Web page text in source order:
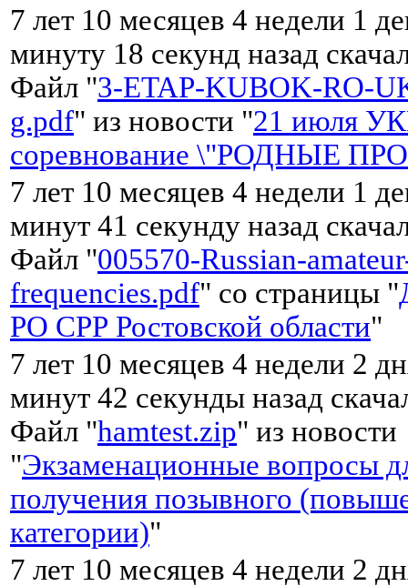
7 лет 10 месяцев 4 недели 1
минуту 18 секунд назад
Файл "3-ETAP-KUBOK-RO-
g.pdf" из новости "21 июля
соревнование \"РОДНЫЕ
7 лет 10 месяцев 4 недели 1
минут 41 секунду назад
Файл "005570-Russian-
frequencies.pdf" со страницы "
РО СРР Ростовской области"
7 лет 10 месяцев 4 недели 2
минут 42 секунды назад
Файл "hamtest.zip" из новости
"Экзаменационные вопросы
получения позывного
категории)"
7 лет 10 месяцев 4 недели 2